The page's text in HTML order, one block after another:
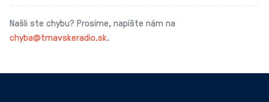
Našli ste chybu? Prosíme, napíšte nám na
chyba@trnavskeradio.sk.